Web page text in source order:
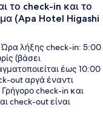
το check-in και το
(Apa Hotel Higashi
λήξης check-in: 5:00
(βάσει
έως 10:00
out αργά έναντι
check-in και
check-out είναι